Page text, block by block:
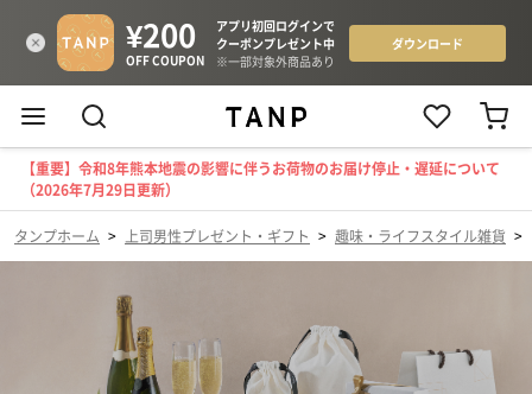
【重要】令和8年熊本地震の影響に伴うお荷物のお届け停止・遅延について
（2026年7月29日更新）
タンプホーム > 上司男性プレゼント・ギフト > 趣味・ライフスタイル雑貨 >